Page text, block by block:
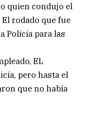
quien condujo el
rodado que fue
Policía para las
EL
pero hasta el
que no había